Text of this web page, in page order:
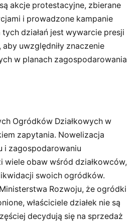
akcje protestacyjne, zbierane
i prowadzone kampanie
działań jest wywarcie presji
uwzględniły znaczenie
w planach zagospodarowania
Ogródków Działkowych w
zapytania. Nowelizacja
i zagospodarowaniu
wiele obaw wśród działkowców,
swoich ogródków.
Rozwoju, że ogródki
właściciele działek nie są
decydują się na sprzedaż